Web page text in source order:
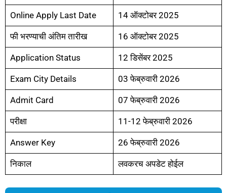
Online Apply Last Date 14 ऑक्टोबर 2025
फी भरण्याची अंतिम तारीख 16 ऑक्टोबर 2025
Application Status 12 डिसेंबर 2025
Exam City Details 03 फेब्रुवारी 2026
Admit Card 07 फेब्रुवारी 2026
परीक्षा 11-12 फेब्रुवारी 2026
Answer Key 26 फेब्रुवारी 2026
निकाल लवकरच अपडेट होईल